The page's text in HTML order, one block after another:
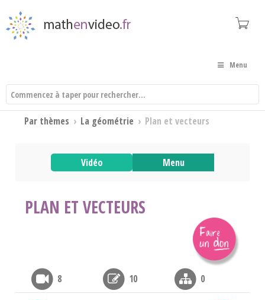
Menu
Par thèmes › La géométrie › Plan et vecteurs
Vidéo Menu
PLAN ET VECTEURS
8 10 0